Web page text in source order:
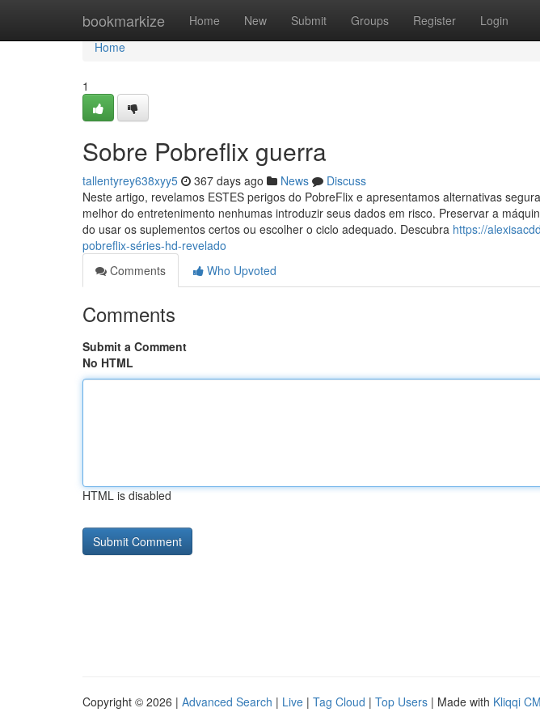
bookmarkize Home New Submit Groups Register Login
Home
Home
1
Sobre Pobreflix guerra
tallentyrey638xyy5 367 days ago News
Discuss
Neste artigo, revelamos ESTES perigos do PobreFlix e apresentamos alternativas
melhor do entretenimento nenhumas introduzir seus dados em risco. Preservar a
do usar os suplementos certos ou escolher o ciclo adequado. Descubra https://
pobreflix-séries-hd-revelado
Comments
Who Upvoted
Comments
Submit a Comment
No HTML
HTML is disabled
Copyright © 2026 | Advanced Search | Live | Tag Cloud | Top Users | Made with Kliqqi